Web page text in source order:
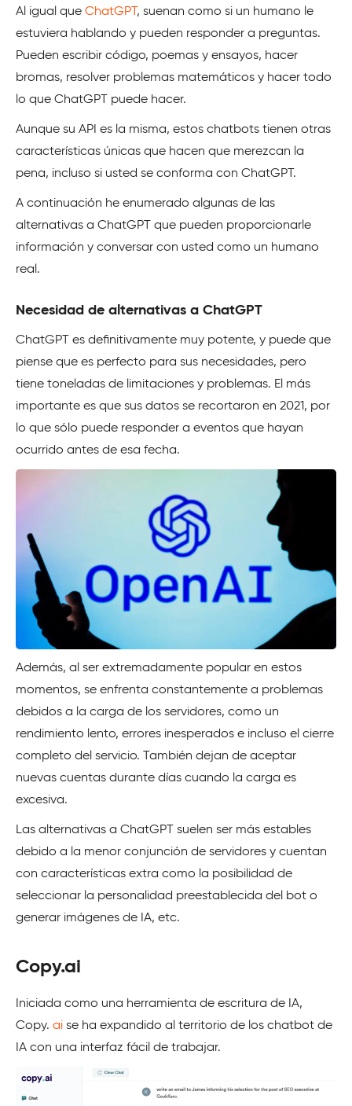
Al igual que ChatGPT , suenan como si un humano le
estuviera hablando y pueden responder a preguntas.
Pueden escribir código, poemas y ensayos, hacer
bromas, resolver problemas matemáticos y hacer todo
lo que ChatGPT puede hacer.
Aunque su API es la misma, estos chatbots tienen otras
características únicas que hacen que merezcan la
pena, incluso si usted se conforma con ChatGPT.
A continuación he enumerado algunas de las
alternativas a ChatGPT que pueden proporcionarle
información y conversar con usted como un humano
real.
Necesidad de alternativas a ChatGPT
ChatGPT es definitivamente muy potente, y puede que
piense que es perfecto para sus necesidades, pero
tiene toneladas de limitaciones y problemas. El más
importante es que sus datos se recortaron en 2021, por
lo que sólo puede responder a eventos que hayan
ocurrido antes de esa fecha.
Además, al ser extremadamente popular en estos
momentos, se enfrenta constantemente a problemas
debidos a la carga de los servidores, como un
rendimiento lento, errores inesperados e incluso el cierre
completo del servicio. También dejan de aceptar
nuevas cuentas durante días cuando la carga es
excesiva.
Las alternativas a ChatGPT suelen ser más estables
debido a la menor conjunción de servidores y cuentan
con características extra como la posibilidad de
seleccionar la personalidad preestablecida del bot o
generar imágenes de IA, etc.
Copy.ai
Iniciada como una herramienta de escritura de IA,
Copy. ai se ha expandido al territorio de los chatbot de
IA con una interfaz fácil de trabajar.